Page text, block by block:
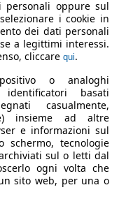
oppure sul
i cookie in
dei dati personali
a legittimi interessi.
cliccare qui.
o analoghi
basati
casualmente,
insieme ad altre
e informazioni sul
schermo, tecnologie
sul o letti dal
ogni volta che
sito web, per una o